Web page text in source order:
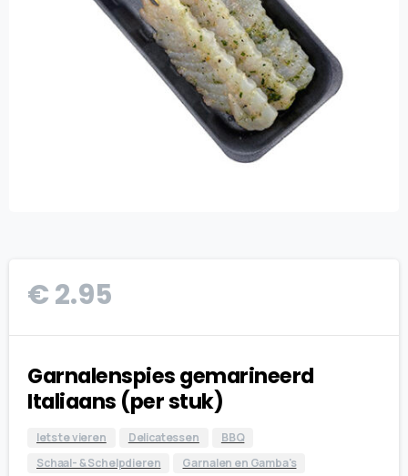
€2.95
Garnalenspies gemarineerd
Italiaans (per stuk)
Iets te vieren Delicatessen
BBQ
Schaal- & Schelpdieren
Garnalen en Gamba's